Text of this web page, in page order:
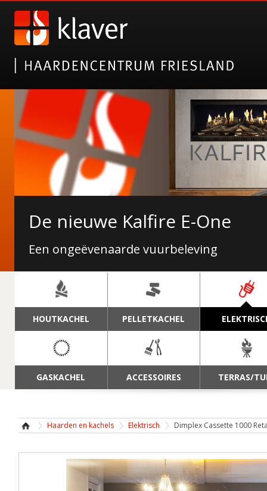
Gazco elektrische haarden
Alsof het echt is!
De nieuwe Kalfire E-One
Een ongeëvenaarde vuurbeleving
NAVIGATIE
HOUTKACHEL PELLETKACHEL
GASKACHEL ACCESSOIRES TERRAS/
Haarden en kachels Elektrisch Dimplex Cassette 1000